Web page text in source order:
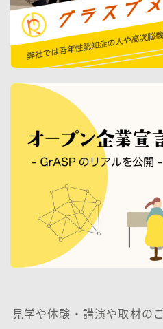
見学や体験・講演や取材の